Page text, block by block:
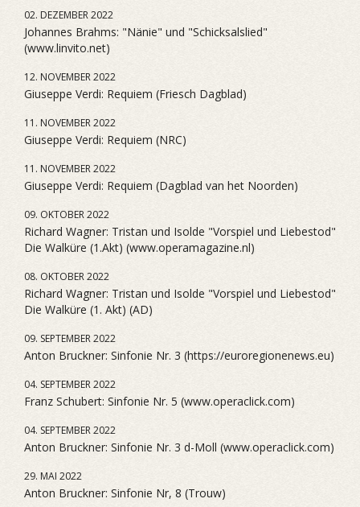
02. DEZEMBER 2022
Johannes Brahms: "Nänie" und "Schicksalslied"
(www.linvito.net)
12. NOVEMBER 2022
Giuseppe Verdi: Requiem (Friesch Dagblad)
11. NOVEMBER 2022
Giuseppe Verdi: Requiem (NRC)
11. NOVEMBER 2022
Giuseppe Verdi: Requiem (Dagblad van het Noorden)
09. OKTOBER 2022
Richard Wagner: Tristan und Isolde "Vorspiel und Liebestod"
Die Walküre (1.Akt) (www.operamagazine.nl)
08. OKTOBER 2022
Richard Wagner: Tristan und Isolde "Vorspiel und Liebestod"
Die Walküre (1. Akt) (AD)
09. SEPTEMBER 2022
Anton Bruckner: Sinfonie Nr. 3 (https://euroregionenews.eu)
04. SEPTEMBER 2022
Franz Schubert: Sinfonie Nr. 5 (www.operaclick.com)
04. SEPTEMBER 2022
Anton Bruckner: Sinfonie Nr. 3 d-Moll (www.operaclick.com)
29. MAI 2022
Anton Bruckner: Sinfonie Nr, 8 (Trouw)